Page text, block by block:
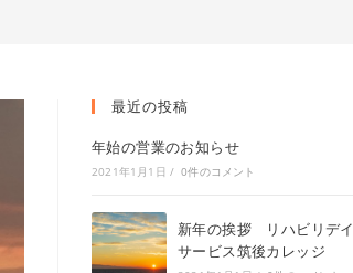
最近の投稿
年始の営業のお知らせ
2021年1月1日 / 0件のコメント
新年の挨拶 リハビリデイ
サービス筑後カレッジ